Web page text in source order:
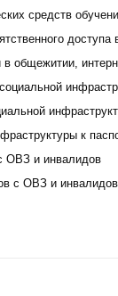
средств
общежитии,
к
ОВЗ и инвалидов
с ОВЗ и инвалидов